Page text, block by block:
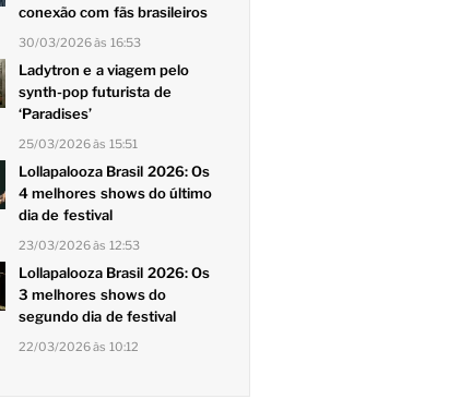
conexão com fãs brasileiros
30/03/2026 às 16:53
Ladytron e a viagem pelo
synth-pop futurista de
‘Paradises’
25/03/2026 às 15:51
Lollapalooza Brasil 2026: Os
4 melhores shows do último
dia de festival
23/03/2026 às 12:53
Lollapalooza Brasil 2026: Os
3 melhores shows do
segundo dia de festival
22/03/2026 às 10:12